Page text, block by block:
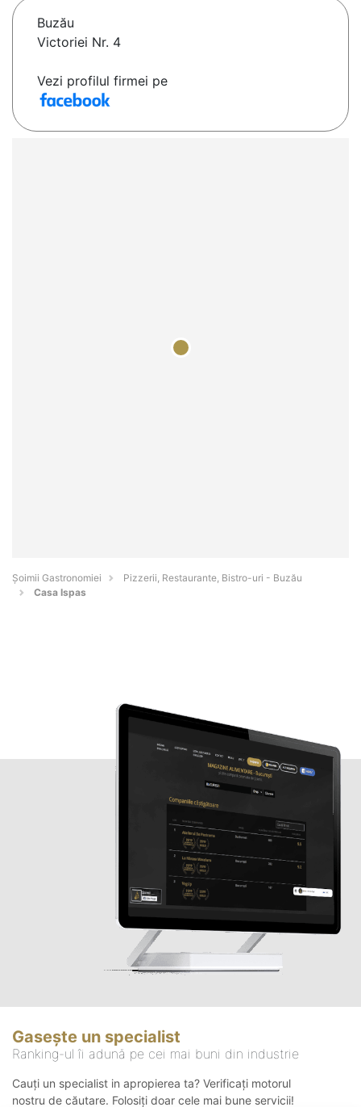
Buzău
Victoriei Nr. 4
Vezi profilul firmei pe
Șoimii Gastronomiei
Pizzerii, Restaurante, Bistro-uri - Buzău
Casa Ispas
Gasește un specialist
Ranking-ul îi adună pe cei mai buni din industrie
Cauți un specialist in apropierea ta? Verificați motorul
nostru de căutare. Folosiți doar cele mai bune servicii!